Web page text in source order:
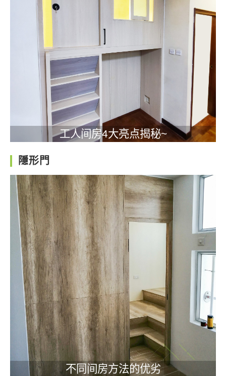
工人间房4大亮点揭秘~
隱形門
不同间房方法的优劣